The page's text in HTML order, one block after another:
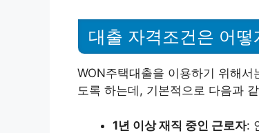
대출 자격조건은 어떻
WON주택대출을 이용하기 위해
도록 하는데, 기본적으로 다음과
1년 이상 재직 중인 근로자: